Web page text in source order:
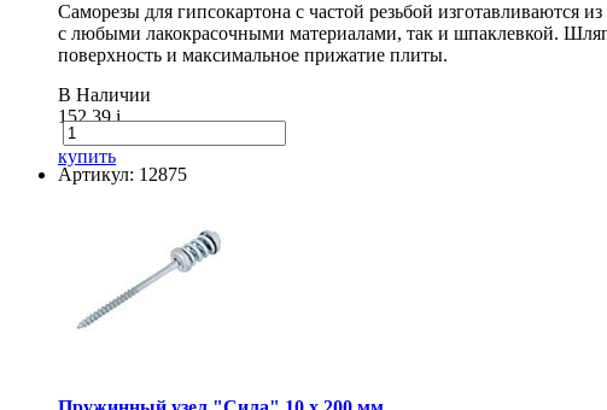
Саморезы для гипсокартона с частой резьбой изготавливаются
с любыми лакокрасочными материалами, так и шпаклевкой.
поверхность и максимальное прижатие плиты.
В Наличии
152.39i
купить
Артикул: 12875